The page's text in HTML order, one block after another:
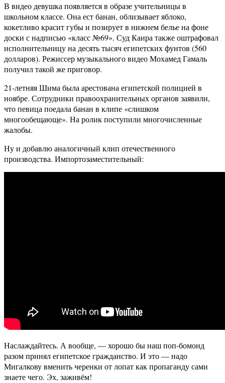
В видео девушка появляется в образе учительницы в
школьном классе. Она ест банан, облизывает яблоко,
кокетливо красит губы и позирует в нижнем белье на фоне
доски с надписью «класс №69». Суд Каира также оштрафовал
исполнительницу на десять тысяч египетских фунтов (560
долларов). Режиссер музыкального видео Мохамед Гамаль
получил такой же приговор.
21-летняя Шима была арестована египетской полицией в
ноябре. Сотрудники правоохранительных органов заявили,
что певица поедала банан в клипе «слишком
многообещающе». На ролик поступили многочисленные
жалобы.
Ну и добавлю аналогичный клип отечественного
производства. Импортозаместительный:
Наслаждайтесь. А вообще, — хорошо бы наш поп-бомонд
разом принял египетское гражданство. И это — надо
Мигалкову вменить черенки от лопат как пропаганду сами
знаете чего. Эх, заживём!